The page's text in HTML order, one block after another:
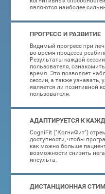
являются наиболее
ПРОГРЕСС И РАЗВИТИЕ
Видимый прогресс при
во время процесса
Результаты каждой
пользователя,
время. Это позволяет
сессии, а также узнавать,
является ли позитивной
пользователя.
АДАПТИРУЕТСЯ К
CogniFit ("КогниФит")
доступности, чтобы
как можно больше
возможности снизить
инсульта.
ДИСТАНЦИОННАЯ